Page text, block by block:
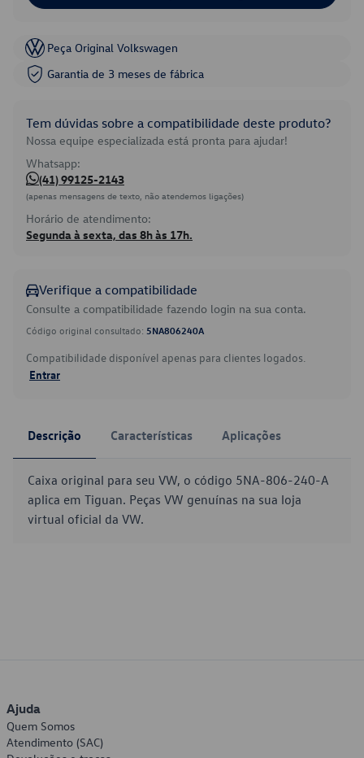
Peça Original Volkswagen
Garantia de 3 meses de fábrica
Tem dúvidas sobre a compatibilidade deste produto?
Nossa equipe especializada está pronta para ajudar!
Whatsapp:
(41) 99125-2143
(apenas mensagens de texto, não atendemos ligações)
Horário de atendimento:
Segunda à sexta, das 8h às 17h.
Verifique a compatibilidade
Consulte a compatibilidade fazendo login na sua conta.
Código original consultado: 5NA806240A
Compatibilidade disponível apenas para clientes logados.
Entrar
Descrição Características Aplicações
Caixa original para seu VW, o código 5NA-806-240-A
aplica em Tiguan. Peças VW genuínas na sua loja
virtual oficial da VW.
Ajuda
Quem Somos
Atendimento (SAC)